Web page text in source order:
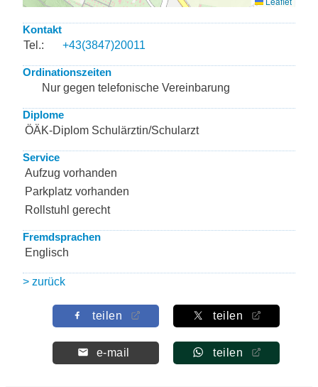
Kontakt
Tel.:
+43(3847)20011
Ordinationszeiten
Nur gegen telefonische Vereinbarung
Diplome
ÖÄK-Diplom Schulärztin/Schularzt
Service
Aufzug vorhanden
Parkplatz vorhanden
Rollstuhl gerecht
Fremdsprachen
Englisch
> zurück
teilen teilen
e-mail teilen